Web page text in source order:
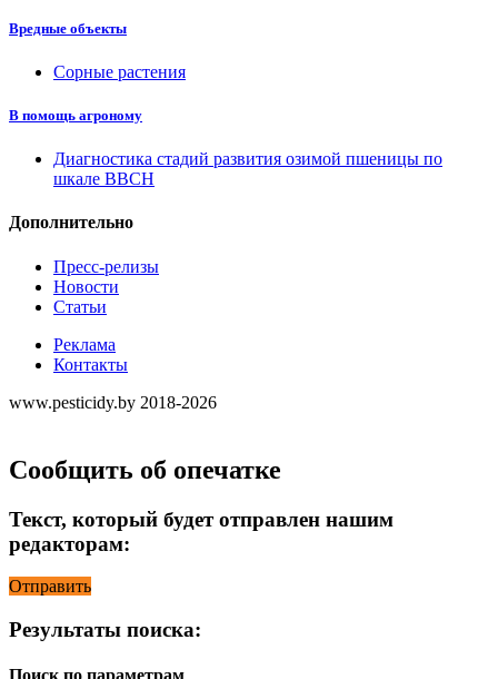
Вредные объекты
Сорные растения
В помощь агроному
Диагностика стадий развития озимой пшеницы по
шкале ВВСН
Дополнительно
Пресс-релизы
Новости
Статьи
Реклама
Контакты
www.pesticidy.by 2018-2026
Сообщить об опечатке
Текст, который будет отправлен нашим
редакторам:
Отправить
Результаты поиска: